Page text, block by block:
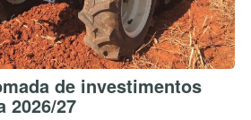
de investimentos
2026/27